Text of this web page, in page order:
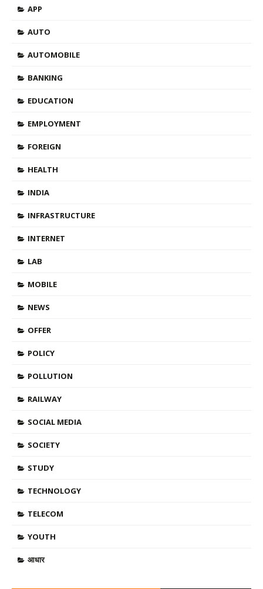
APP
AUTO
AUTOMOBILE
BANKING
EDUCATION
EMPLOYMENT
FOREIGN
HEALTH
INDIA
INFRASTRUCTURE
INTERNET
LAB
MOBILE
NEWS
OFFER
POLICY
POLLUTION
RAILWAY
SOCIAL MEDIA
SOCIETY
STUDY
TECHNOLOGY
TELECOM
YOUTH
आधार